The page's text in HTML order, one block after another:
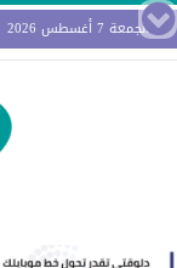
الجمعة 7 أغسطس 2026